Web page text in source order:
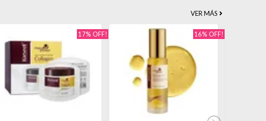
VER MÁS
17% OFF! 16% OFF!